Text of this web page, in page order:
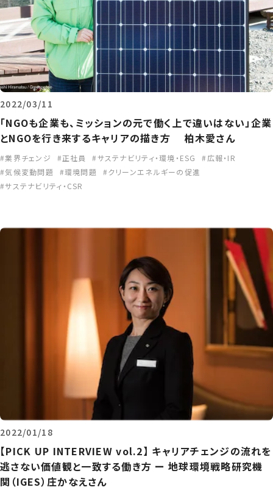
2022/03/11
「NGOも企業も、ミッションの元で働く上で違いはない」企業
とNGOを行き来するキャリアの描き方 柏木愛さん
業界チェンジ 正社員 サステナビリティ・環境・ESG
広報・IR
気候変動問題
環境問題
クリーンエネルギーの促進
サステナビリティ・CSR
2022/01/18
【PICK UP INTERVIEW vol.2】 キャリアチェンジの流れを
逃さない価値観と一致する働き方 ー 地球環境戦略研究機
関（IGES）庄かなえさん